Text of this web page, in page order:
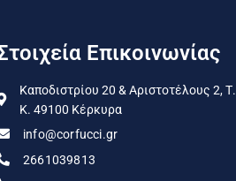
Επικοινωνίας
Καποδιστρίου 20 & Αριστοτέλους 2, Τ.
Κ. 49100 Κέρκυρα
info@corfucci.gr
2661039813